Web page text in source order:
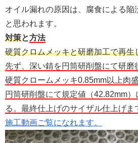
オイル漏れの原因は、腐食による陥
と思われます。
対策と方法
硬質クロムメッキと研磨加工で再生
先ず、深い錆を円筒研削盤にて研磨
硬質クロームメッキ0.85mm以上肉盛
円筒研削盤にて規定値（42.82mm）
る。最終仕上げのサイザル仕上げま
施工動画ご覧になれます。